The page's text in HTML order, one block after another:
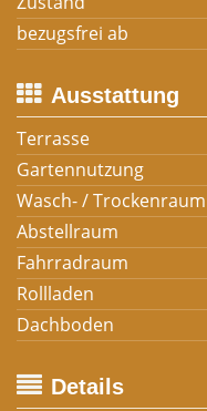
bezugsfrei ab
Ausstattung
Terrasse
Gartennutzung
Wasch- / Trockenraum
Abstellraum
Fahrradraum
Rollladen
Dachboden
Details